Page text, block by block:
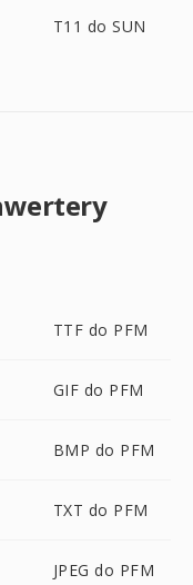
T11 do SUN
TTF do PFM
GIF do PFM
BMP do PFM
TXT do PFM
JPEG do PFM